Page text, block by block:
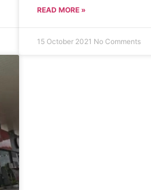
READ MORE »
15 October 2021 No Comments